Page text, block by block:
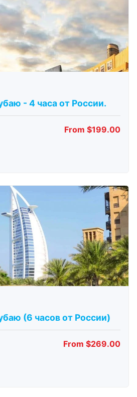
- 4 часа от России.
From $199.00
(6 часов от России)
From $269.00